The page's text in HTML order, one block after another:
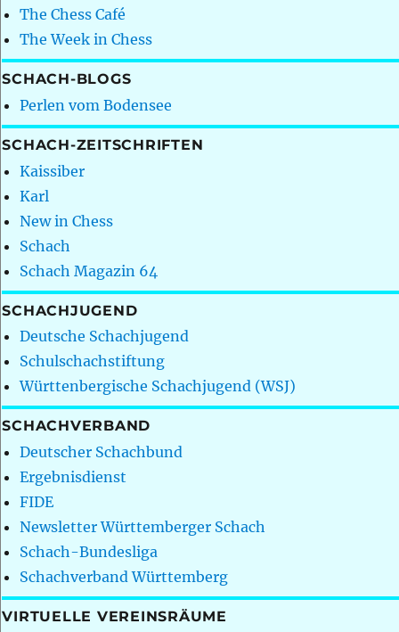
The Chess Café
The Week in Chess
SCHACH-BLOGS
Perlen vom Bodensee
SCHACH-ZEITSCHRIFTEN
Kaissiber
Karl
New in Chess
Schach
Schach Magazin 64
SCHACHJUGEND
Deutsche Schachjugend
Schulschachstiftung
Württenbergische Schachjugend (WSJ)
SCHACHVERBAND
Deutscher Schachbund
Ergebnisdienst
FIDE
Newsletter Württemberger Schach
Schach-Bundesliga
Schachverband Württemberg
VIRTUELLE VEREINSRÄUME